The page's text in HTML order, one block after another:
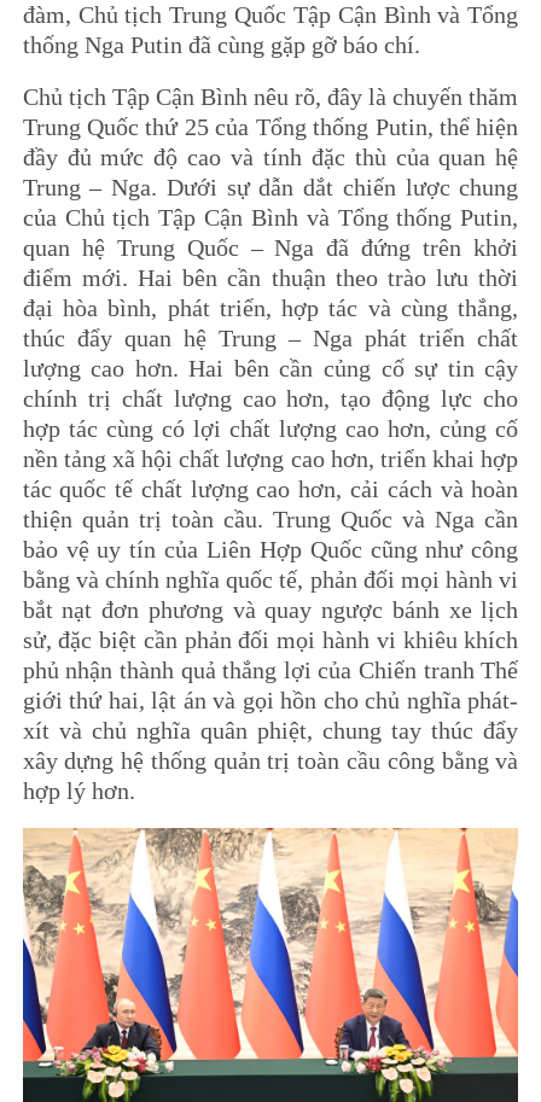
đàm, Chủ tịch Trung Quốc Tập Cận Bình và Tổng
thống Nga Putin đã cùng gặp gỡ báo chí.
Chủ tịch Tập Cận Bình nêu rõ, đây là chuyến thăm
Trung Quốc thứ 25 của Tổng thống Putin, thể hiện
đầy đủ mức độ cao và tính đặc thù của quan hệ
Trung – Nga. Dưới sự dẫn dắt chiến lược chung
của Chủ tịch Tập Cận Bình và Tổng thống Putin,
quan hệ Trung Quốc – Nga đã đứng trên khởi
điểm mới. Hai bên cần thuận theo trào lưu thời
đại hòa bình, phát triển, hợp tác và cùng thắng,
thúc đẩy quan hệ Trung – Nga phát triển chất
lượng cao hơn. Hai bên cần củng cố sự tin cậy
chính trị chất lượng cao hơn, tạo động lực cho
hợp tác cùng có lợi chất lượng cao hơn, củng cố
nền tảng xã hội chất lượng cao hơn, triển khai hợp
tác quốc tế chất lượng cao hơn, cải cách và hoàn
thiện quản trị toàn cầu. Trung Quốc và Nga cần
bảo vệ uy tín của Liên Hợp Quốc cũng như công
bằng và chính nghĩa quốc tế, phản đối mọi hành vi
bắt nạt đơn phương và quay ngược bánh xe lịch
sử, đặc biệt cần phản đối mọi hành vi khiêu khích
phủ nhận thành quả thắng lợi của Chiến tranh Thế
giới thứ hai, lật án và gọi hồn cho chủ nghĩa phát-
xít và chủ nghĩa quân phiệt, chung tay thúc đẩy
xây dựng hệ thống quản trị toàn cầu công bằng và
hợp lý hơn.